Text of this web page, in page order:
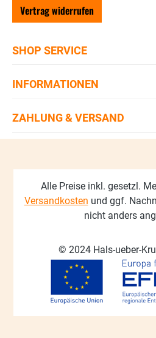
Vertrag widerrufen
SHOP SERVICE
INFORMATIONEN
ZAHLUNG & VERSAND
Alle Preise inkl. gesetzl.
Versandkosten und ggf.
nicht anders
© 2024 Hals-ueber-